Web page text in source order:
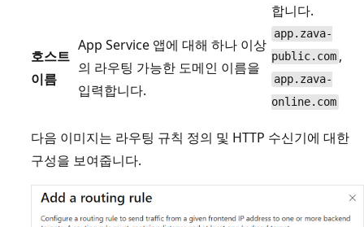
합니다.
호스트
이름
App Service 앱에 대해 하나 이상
의 라우팅 가능한 도메인 이름을
입력합니다.
app.zava-
public.com ,
app.zava-
online.com
다음 이미지는 라우팅 규칙 정의 및 HTTP 수신기에 대한
구성을 보여줍니다.